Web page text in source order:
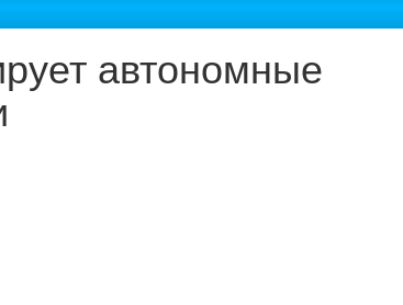
автономные